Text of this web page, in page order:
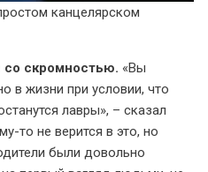
канцелярском
со скромностью. «Вы
в жизни при условии, что
лавры», – сказал
то не верится в это, но
были довольно